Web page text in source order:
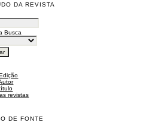
DA REVISTA
Busca
revistas
DE FONTE